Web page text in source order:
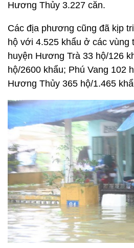
Hương Thủy 3.227 căn.
Các địa phương cũng đã kịp
hộ với 4.525 khẩu ở các vùng
huyện Hương Trà 33 hộ/126
hộ/2600 khẩu; Phú Vang 102
Hương Thủy 365 hộ/1.465